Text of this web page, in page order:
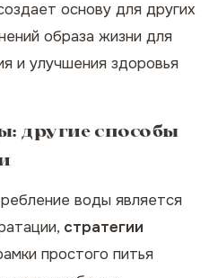
основу для других
образа жизни для
и улучшения здоровья
другие способы
воды является
стратегии
простого питья